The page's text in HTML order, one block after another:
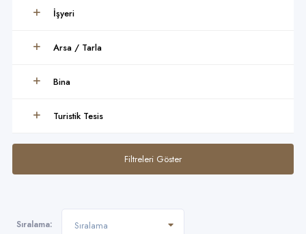
İşyeri
Arsa / Tarla
Bina
Turistik Tesis
Filtreleri Göster
Sıralama: Sıralama